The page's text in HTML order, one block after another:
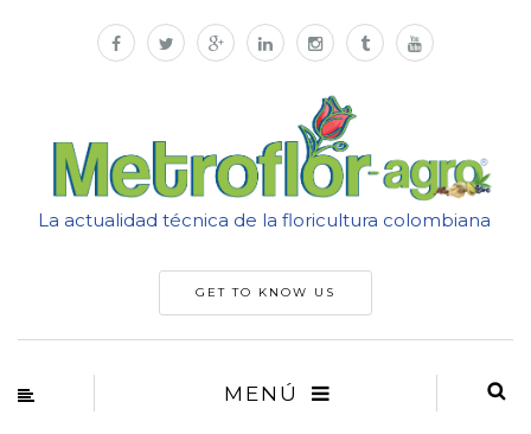
La actualidad técnica de la floricultura colombiana
GET TO KNOW US
MENÚ